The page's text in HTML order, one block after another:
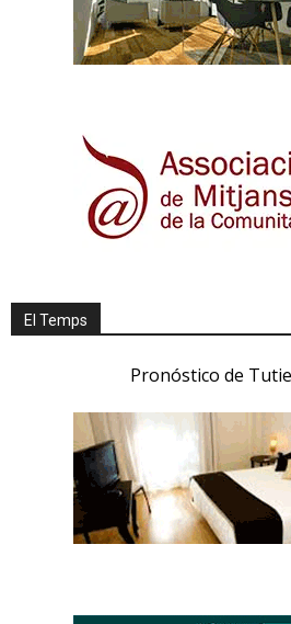
El Temps
Pronóstico de